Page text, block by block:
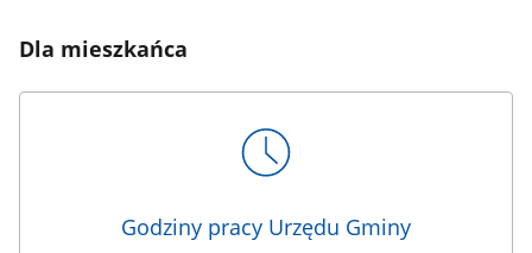
Dla mieszkańca
Godziny pracy Urzędu Gminy